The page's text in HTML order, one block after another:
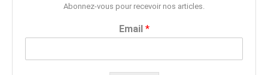
Abonnez-vous pour recevoir nos articles.
Email *